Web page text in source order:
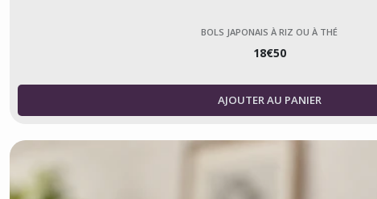
BOLS JAPONAIS À RIZ OU À THÉ
18€50
AJOUTER AU PANIER